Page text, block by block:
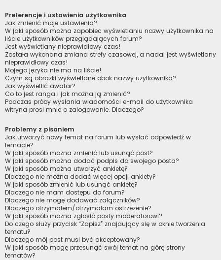
Preferencje i ustawienia użytkownika
Jak zmienić moje ustawienia?
W jaki sposób można zapobiec wyświetlaniu nazwy użytkownika na
liście użytkowników przeglądających forum?
Jest wyświetlany nieprawidłowy czas!
Została wykonana zmiana strefy czasowej, a nadal jest wyświetlany
nieprawidłowy czas!
Mojego języka nie ma na liście!
Czym są obrazki wyświetlane obok nazwy użytkownika?
Jak wyświetlić awatar?
Co to jest ranga i jak można ją zmienić?
Podczas próby wysłania wiadomości e-mail do użytkownika
witryna prosi mnie o zalogowanie. Dlaczego?
Problemy z pisaniem
Jak utworzyć nowy temat na forum lub wysłać odpowiedź w
temacie?
W jaki sposób można zmienić lub usunąć post?
W jaki sposób można dodać podpis do swojego posta?
W jaki sposób można utworzyć ankietę?
Dlaczego nie można dodać więcej opcji ankiety?
W jaki sposób zmienić lub usunąć ankietę?
Dlaczego nie mam dostępu do forum?
Dlaczego nie mogę dodawać załączników?
Dlaczego otrzymałem/otrzymałam ostrzeżenie?
W jaki sposób można zgłosić posty moderatorowi?
Do czego służy przycisk “Zapisz” znajdujący się w oknie tworzenia
tematu?
Dlaczego mój post musi być akceptowany?
W jaki sposób mogę przesunąć swój temat na górę strony
tematów?